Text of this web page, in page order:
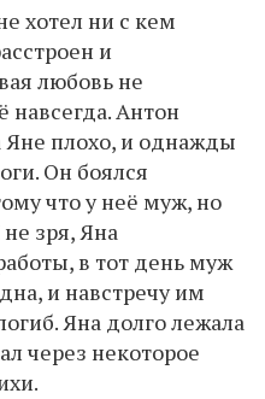
хотел ни с кем
и
любовь не
навсегда. Антон
Яне плохо, и однажды
Он боялся
что у неё муж, но
зря, Яна
в тот день муж
и навстречу им
Яна долго лежала
через некоторое